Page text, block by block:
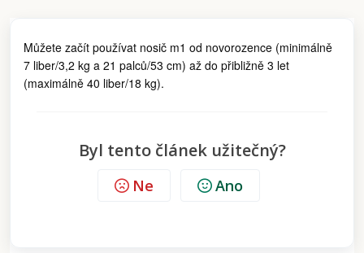
Můžete začít používat nosič m1 od novorozence (minimálně
7 liber/3,2 kg a 21 palců/53 cm) až do přibližně 3 let
(maximálně 40 liber/18 kg).
Byl tento článek užitečný?
Ne Ano